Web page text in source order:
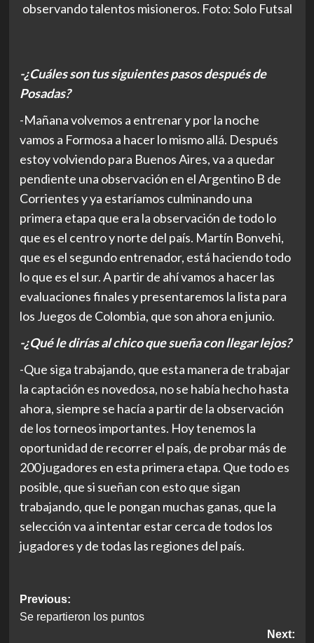
observando talentos misioneros. Foto: Solo Futsal
-¿Cuáles son tus siguientes pasos después de
Posadas?
-Mañana volvemos a entrenar y por la noche
vamos a Formosa a hacer lo mismo allá. Después
estoy volviendo para Buenos Aires, va a quedar
pendiente una observación en el Argentino B de
Corrientes y ya estaríamos culminando una
primera etapa que era la observación de todo lo
que es el centro y norte del país. Martín Bonvehi,
que es el segundo entrenador, está haciendo todo
lo que es el sur. A partir de ahí vamos a hacer las
evaluaciones finales y presentaremos la lista para
los Juegos de Colombia, que son ahora en junio.
-¿Qué le dirías al chico que sueña con llegar lejos?
-Que siga trabajando, que esta manera de trabajar
la captación es novedosa, no se había hecho hasta
ahora, siempre se hacía a partir de la observación
de los torneos importantes. Hoy tenemos la
oportunidad de recorrer el país, de probar más de
200 jugadores en esta primera etapa. Que todo es
posible, que si sueñan con esto que sigan
trabajando, que le pongan muchas ganas, que la
selección va a intentar estar cerca de todos los
jugadores y de todas las regiones del país.
Post
navigation
Previous:
Se repartieron los puntos
Next: